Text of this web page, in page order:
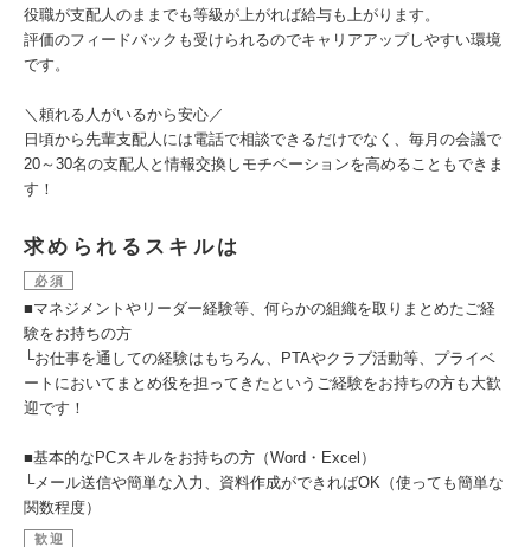
役職が支配人のままでも等級が上がれば給与も上がります。
評価のフィードバックも受けられるのでキャリアアップしやすい環境
です。
＼頼れる人がいるから安心／
日頃から先輩支配人には電話で相談できるだけでなく、毎月の会議で
20～30名の支配人と情報交換しモチベーションを高めることもできま
す！
求められるスキルは
必須
■マネジメントやリーダー経験等、何らかの組織を取りまとめたご経
験をお持ちの方
└お仕事を通しての経験はもちろん、PTAやクラブ活動等、プライベ
ートにおいてまとめ役を担ってきたというご経験をお持ちの方も大歓
迎です！
■基本的なPCスキルをお持ちの方（Word・Excel）
└メール送信や簡単な入力、資料作成ができればOK（使っても簡単な
関数程度）
歓迎